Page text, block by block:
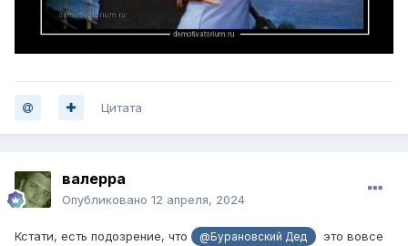
Цитата
валерра
Опубликовано 12 апреля, 2024
Кстати, есть подозрение, что @Бурановский Дед
это вовсе